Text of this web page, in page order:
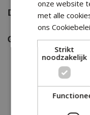
Diameter: 50 mm
Gewicht:123 g
onze website
met alle
ons
Strikt
noodzakelijk